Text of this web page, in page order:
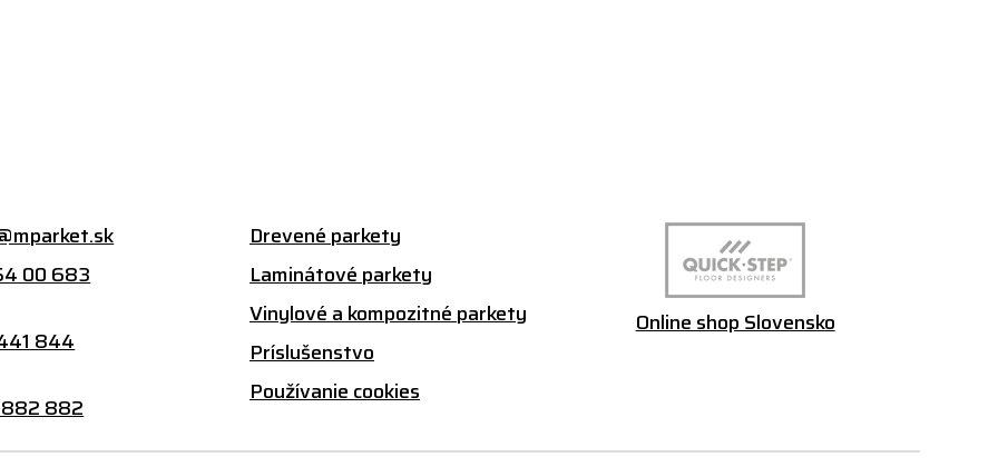
00 683
844
882 882
Drevené parkety
Laminátové parkety
Vinylové a kompozitné parkety
Príslušenstvo
Používanie cookies
Online shop Slovensko